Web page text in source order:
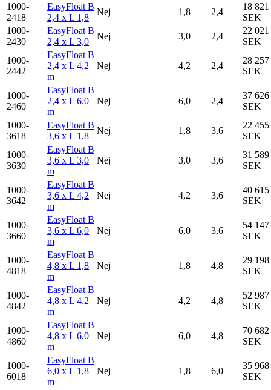
1000-
2418
EasyFloat B
2,4 x L 1,8
Nej 1,8 2,4
18 821
SEK
1000-
2430
EasyFloat B
2,4 x L 3,0
Nej 3,0 2,4
22 021
SEK
1000-
2442
EasyFloat B
2,4 x L 4,2
m
Nej 4,2 2,4
28 257
SEK
1000-
2460
EasyFloat B
2,4 x L 6,0
m
Nej 6,0 2,4
37 626
SEK
1000-
3618
EasyFloat B
3,6 x L 1,8
Nej 1,8 3,6
22 455
SEK
1000-
3630
EasyFloat B
3,6 x L 3,0
m
Nej 3,0 3,6
31 589
SEK
1000-
3642
EasyFloat B
3,6 x L 4,2
m
Nej 4,2 3,6
40 615
SEK
1000-
3660
EasyFloat B
3,6 x L 6,0
m
Nej 6,0 3,6
54 147
SEK
1000-
4818
EasyFloat B
4,8 x L 1,8
m
Nej 1,8 4,8
29 198
SEK
1000-
4842
EasyFloat B
4,8 x L 4,2
m
Nej 4,2 4,8
52 987
SEK
1000-
4860
EasyFloat B
4,8 x L 6,0
m
Nej 6,0 4,8
70 682
SEK
1000-
6018
EasyFloat B
6,0 x L 1,8
m
Nej 1,8 6,0
35 968
SEK